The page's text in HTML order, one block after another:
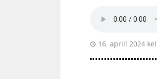
16. aprill 2024